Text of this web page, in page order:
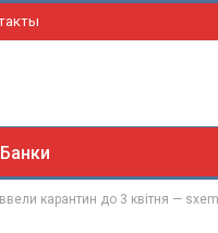
Банки
ввели карантин до 3 квітня —